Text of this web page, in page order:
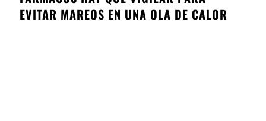
EVITAR MAREOS EN UNA OLA DE CALOR